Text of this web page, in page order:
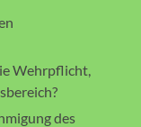
Wehrpflicht,
des